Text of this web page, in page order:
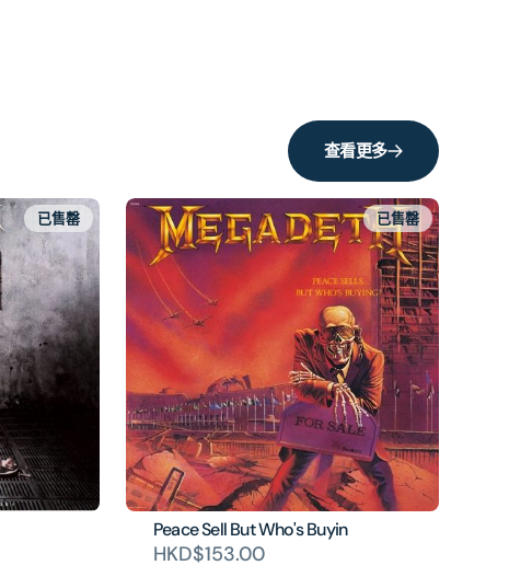
查看更多
已售罄
Peace Sell But Who's Buyin
HKD$153.00
已售罄